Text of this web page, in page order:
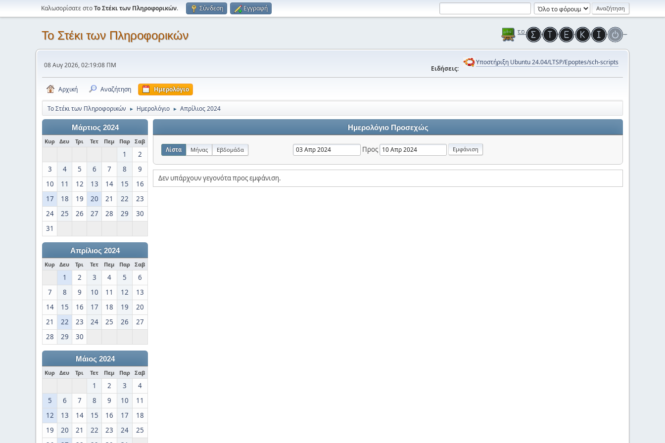
Καλωσορίσατε στοΤο Στέκι των Πληροφορικών. Σύνδεση Εγγραφή
Το Στέκι των Πληροφορικών
08 Αυγ 2026, 02:19:08 ΠΜ Ειδήσεις:
Υποστήριξη Ubuntu 24.04/LTSP/Epoptes/sch-scripts
Αρχική Αναζήτηση Ημερολόγιο
Το Στέκι των Πληροφορικών ► Ημερολόγιο ► Απρίλιος 2024
Μάρτιος 2024
Κυρ Δευ Τρι Τετ Πεμ Παρ Σαβ
1
2
3
4 5 6 7 8
9
10
11 12 13 14 15
16
17
18 19 20 21 22
23
24
25 26 27 28 29
30
31
Απρίλιος 2024
Κυρ Δευ Τρι Τετ Πεμ Παρ Σαβ
1 2 3 4 5
6
7
8 9 10 11 12
13
14
15 16 17 18 19
20
21
22 23 24 25 26
27
28
29 30
Μάιος 2024
Κυρ Δευ Τρι Τετ Πεμ Παρ Σαβ
1 2 3
4
5
6 7 8 9 10
11
12
13 14 15 16 17
18
19
20 21 22 23 24
25
Ημερολόγιο Προσεχώς
Λίστα Μήνας Εβδομάδα Προς
Δεν υπάρχουν γεγονότα προς εμφάνιση.